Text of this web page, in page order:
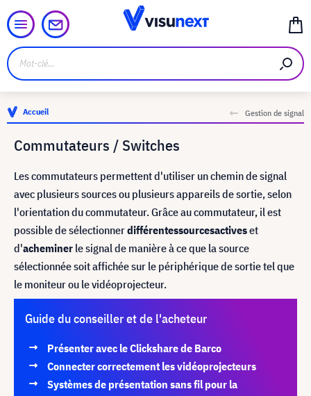
Accueil Gestion de signal
Commutateurs / Switches
Les commutateurs permettent d'utiliser un chemin de signal
avec plusieurs sources ou plusieurs appareils de sortie, selon
l'orientation du commutateur. Grâce au commutateur, il est
possible de sélectionnerdifférentessourcesactiveset
d'acheminer le signal de manière à ce que la source
sélectionnée soit affichée sur le périphérique de sortie tel que
le moniteur ou le vidéoprojecteur.
Guide du conseiller et de l'acheteur
Présenter avec le Clickshare de Barco
Connecter correctement les vidéoprojecteurs
Systèmes de présentation sans fil pour la